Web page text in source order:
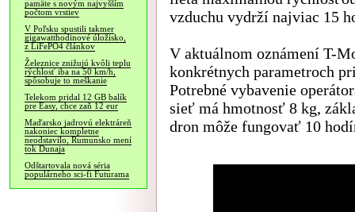
pamäte s novým najvyšším
počtom vrstiev
V Poľsku spustili takmer
gigawatthodinové úložisko,
z LiFePO4 článkov
Železnice znižujú kvôli teplu
rýchlosť iba na 50 km/h,
spôsobuje to meškanie
Telekom pridal 12 GB balík
pre Easy, chce zaň 12 eur
Maďarsko jadrovú elektráreň
nakoniec kompletne
neodstavilo, Rumunsko mení
tok Dunaja
Odštartovala nová séria
populárneho sci-fi Futurama
vzduchu vydrží najviac 15
V aktuálnom oznámení T-
konkrétnych parametroch
Potrebné vybavenie
sieť má hmotnosť 8 kg,
dron môže fungovať 10